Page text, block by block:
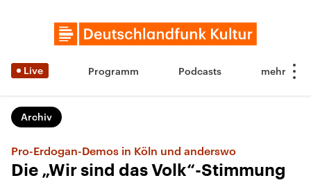
Live Programm Podcasts
Archiv
Pro-Erdogan-Demos in Köln und anderswo
Die „Wir sind das Volk“-Stimmung